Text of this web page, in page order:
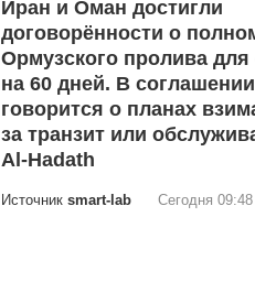
Иран и Оман достигли
договорённости о
Ормузского пролива для
на 60 дней. В
говорится о планах
за транзит или
Al-Hadath
Источник smart-lab Сегодня 09:48